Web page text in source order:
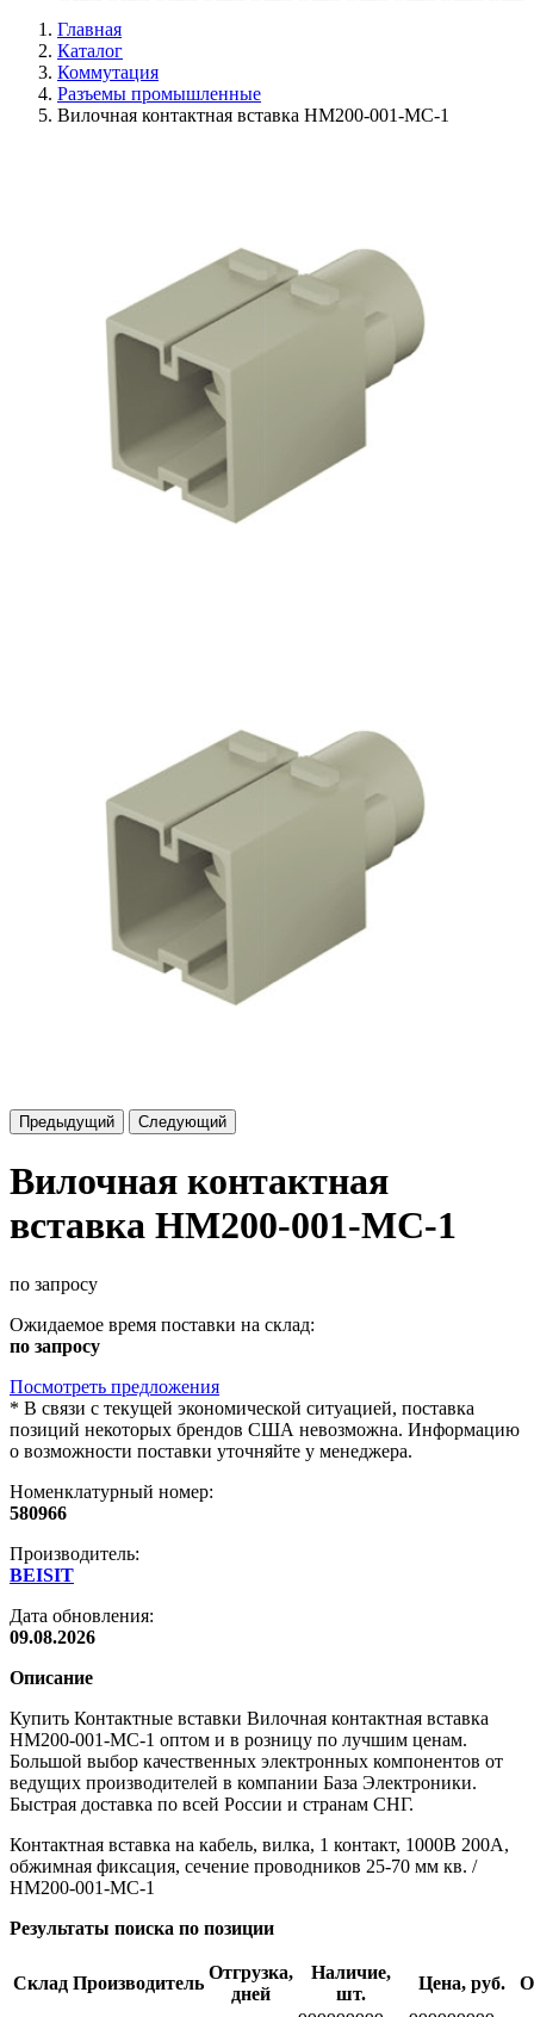
Главная
Каталог
Коммутация
Разъемы промышленные
Вилочная контактная вставка HM200-001-MC-1
Предыдущий Следующий
Вилочная контактная
вставка HM200-001-MC-1
по запросу
Ожидаемое время поставки на склад:
по запросу
Посмотреть предложения
* В связи с текущей экономической ситуацией, поставка
позиций некоторых брендов США невозможна. Информацию
о возможности поставки уточняйте у менеджера.
Номенклатурный номер:
580966
Производитель:
BEISIT
Дата обновления:
09.08.2026
Описание
Купить Контактные вставки Вилочная контактная вставка
HM200-001-MC-1 оптом и в розницу по лучшим ценам.
Большой выбор качественных электронных компонентов от
ведущих производителей в компании База Электроники.
Быстрая доставка по всей России и странам СНГ.
Контактная вставка на кабель, вилка, 1 контакт, 1000В 200А,
обжимная фиксация, сечение проводников 25-70 мм кв. /
HM200-001-MC-1
Результаты поиска по позиции
Склад Производитель
Отгрузка,
дней
Наличие,
шт.
Цена, руб.